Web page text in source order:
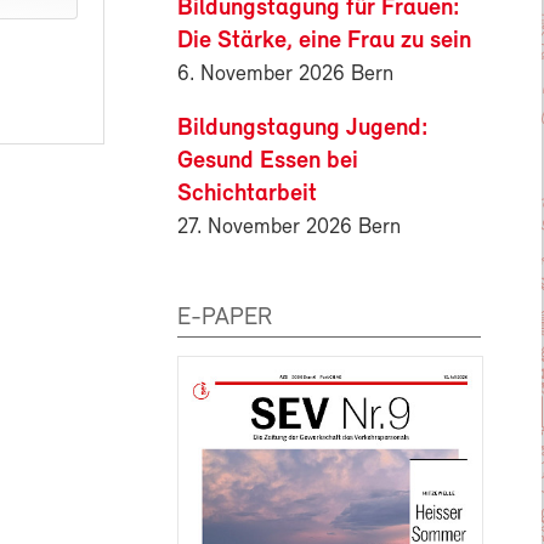
Bildungstagung für Frauen:
Die Stärke, eine Frau zu sein
6. November 2026 Bern
Bildungstagung Jugend:
Gesund Essen bei
Schichtarbeit
27. November 2026 Bern
E-PAPER